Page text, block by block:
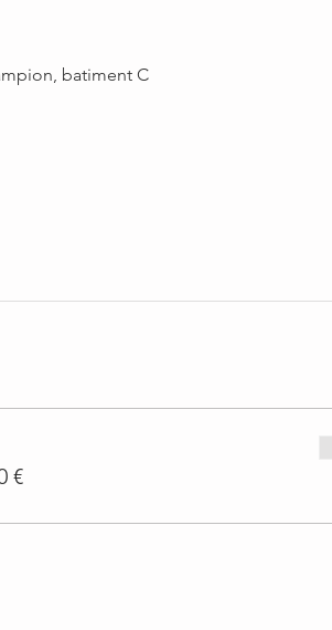
batiment C
€